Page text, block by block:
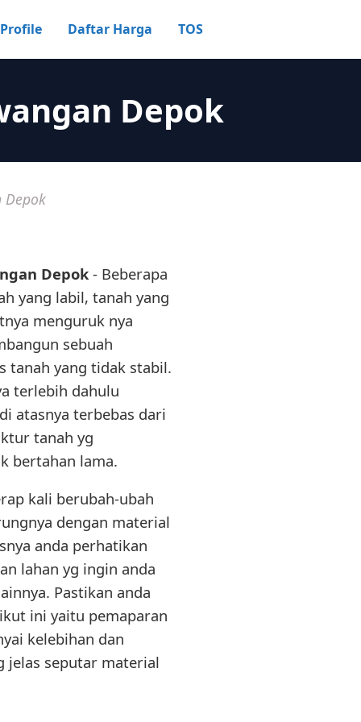
Profile Daftar Harga TOS
Depok
Depok
Depok - Beberapa
yang labil, tanah yang
menguruk nya
sebuah
tanah yang tidak stabil.
terlebih dahulu
atasnya terbebas dari
tanah yg
bertahan lama.
kali berubah-ubah
dengan material
anda perhatikan
lahan yg ingin anda
Pastikan anda
ini yaitu pemaparan
kelebihan dan
jelas seputar material